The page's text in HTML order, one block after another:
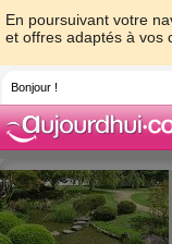
En poursuivant votre
et offres adaptés à vos
Bonjour !